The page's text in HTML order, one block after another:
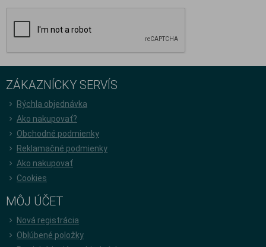
ZÁKAZNÍCKY SERVÍS
Rýchla objednávka
Ako nakupovať?
Obchodné podmienky
Reklamačné podmienky
Ako nakupovať
Cookies
MÔJ ÚČET
Nová registrácia
Oblúbené položky